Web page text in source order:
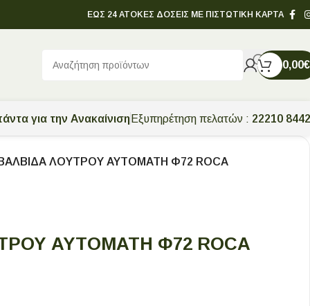
ΕΩΣ 24 ΑΤΟΚΕΣ ΔΟΣΕΙΣ ΜΕ ΠΙΣΤΩΤΙΚΗ ΚΑΡΤΑ
0,00€
για την Ανακαίνιση Εξυπηρέτηση πελατών : 22210
ΛΟΥΤΡΟΥ ΑΥΤΟΜΑΤΗ Φ72 ROCA
ΑΥΤΟΜΑΤΗ Φ72 ROCA